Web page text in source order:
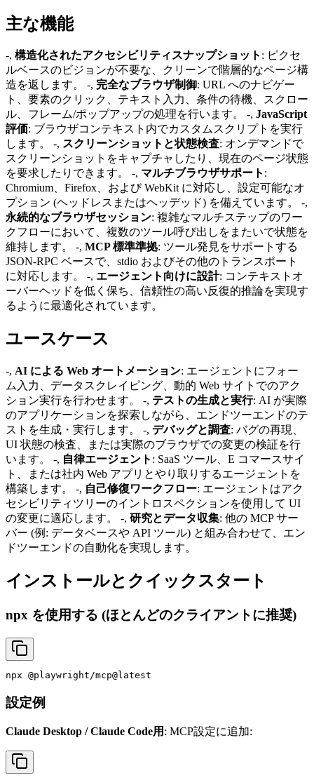
主な機能
-, 構造化されたアクセシビリティスナップショット : ピクセ
ルベースのビジョンが不要な、クリーンで階層的なページ構
造を返します。 -, 完全なブラウザ制御: URL へのナビゲー
ト、要素のクリック、テキスト入力、条件の待機、スクロー
ル、フレーム/ポップアップの処理を行います。 -, JavaScript
評価: ブラウザコンテキスト内でカスタムスクリプトを実行
します。 -, スクリーンショットと状態検査: オンデマンドで
スクリーンショットをキャプチャしたり、現在のページ状態
を要求したりできます。 -, マルチブラウザサポート :
Chromium、Firefox、および WebKit に対応し、設定可能なオ
プション (ヘッドレスまたはヘッデッド) を備えています。 -,
永続的なブラウザセッション: 複雑なマルチステップのワー
クフローにおいて、複数のツール呼び出しをまたいで状態を
維持します。 -, MCP 標準準拠: ツール発見をサポートする
JSON-RPC ベースで、stdio およびその他のトランスポート
に対応します。 -, エージェント向けに設計: コンテキストオ
ーバーヘッドを低く保ち、信頼性の高い反復的推論を実現す
るように最適化されています。
ユースケース
-, AI による Web オートメーション: エージェントにフォー
ム入力、データスクレイピング、動的 Web サイトでのアク
ション実行を行わせます。 -, テストの生成と実行: AI が実際
のアプリケーションを探索しながら、エンドツーエンドのテ
ストを生成・実行します。 -, デバッグと調査: バグの再現、
UI 状態の検査、または実際のブラウザでの変更の検証を行
います。 -, 自律エージェント : SaaS ツール、E コマースサイ
ト、または社内 Web アプリとやり取りするエージェントを
構築します。 -, 自己修復ワークフロー: エージェントはアク
セシビリティツリーのイントロスペクションを使用して UI
の変更に適応します。 -, 研究とデータ収集: 他の MCP サー
バー (例: データベースや API ツール) と組み合わせて、エン
ドツーエンドの自動化を実現します。
インストールとクイックスタート
npx を使用する (ほとんどのクライアントに推奨)
設定例
Claude Desktop / Claude Code用 : MCP設定に追加: